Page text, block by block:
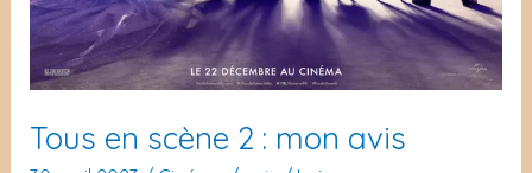
Tous en scène 2 : mon avis